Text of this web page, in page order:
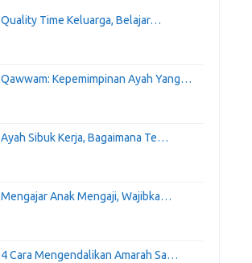
Quality Time Keluarga, Belajar…
Qawwam: Kepemimpinan Ayah Yang…
Ayah Sibuk Kerja, Bagaimana Te…
Mengajar Anak Mengaji, Wajibka…
4 Cara Mengendalikan Amarah Sa…